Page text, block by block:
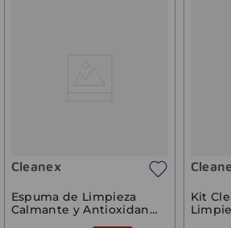
Cleanex
Espuma de Limpieza
Calmante y Antioxidante
Kit